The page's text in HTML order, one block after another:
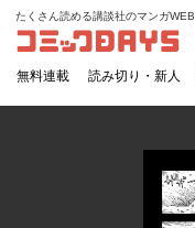
コミックDAYS
たくさん読める講談社のマンガWEB
無料連載 読み切り・新人